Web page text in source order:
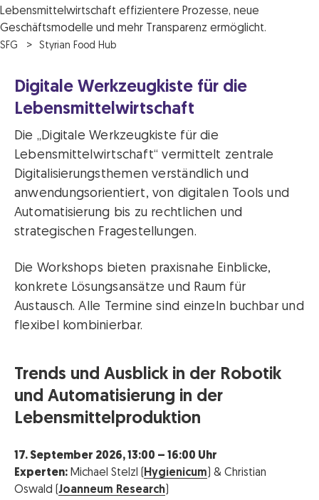
Lebensmittelwirtschaft effizientere Prozesse, neue
Geschäftsmodelle und mehr Transparenz ermöglicht.
SFG Styrian Food Hub
Digitale Werkzeugkiste für die
Lebensmittelwirtschaft
Die „Digitale Werkzeugkiste für die
Lebensmittelwirtschaft“ vermittelt zentrale
Digitalisierungsthemen verständlich und
anwendungsorientiert, von digitalen Tools und
Automatisierung bis zu rechtlichen und
strategischen Fragestellungen.
Die Workshops bieten praxisnahe Einblicke,
konkrete Lösungsansätze und Raum für
Austausch. Alle Termine sind einzeln buchbar und
flexibel kombinierbar.
Trends und Ausblick in der Robotik
und Automatisierung in der
Lebensmittelproduktion
17. September 2026, 13:00 – 16:00 Uhr
Experten: Michael Stelzl ( Hygienicum ) & Christian
Oswald ( Joanneum Research